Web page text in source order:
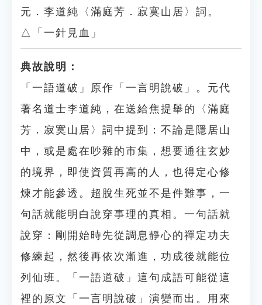
元．李道純〈滿庭芳．寂寞山居〉詞。
△「一針見血」
典故說明：
「一語道破」原作「一言明說破」。元代
著名道士李道純，在送給焦提舉的〈滿庭
芳．寂寞山居〉詞中提到：不論是隱居山
中，或是處在吵雜的市集，想要通往玄妙
的境界，即使資質再高的人，也得定心修
煉才能參透。超脫生死並不是件難事，一
句話就能明白說穿事理的真相。一句話就
說穿：剛開始時先從調息靜心的禪定功夫
修練起，然後再依次漸進，功成後就能位
列仙班。「一語道破」這句成語可能從這
裡的原文「一言明說破」演變而出。用來